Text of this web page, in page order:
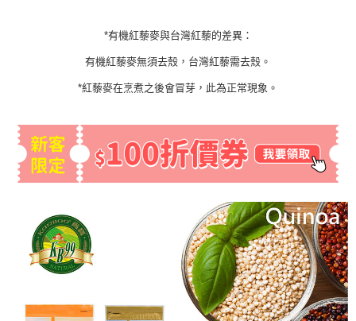
*有機紅藜麥與台灣紅藜的差異：
有機紅藜麥無須去殼，台灣紅藜需去殼。
*紅藜麥在烹煮之後會冒芽，此為正常現象。